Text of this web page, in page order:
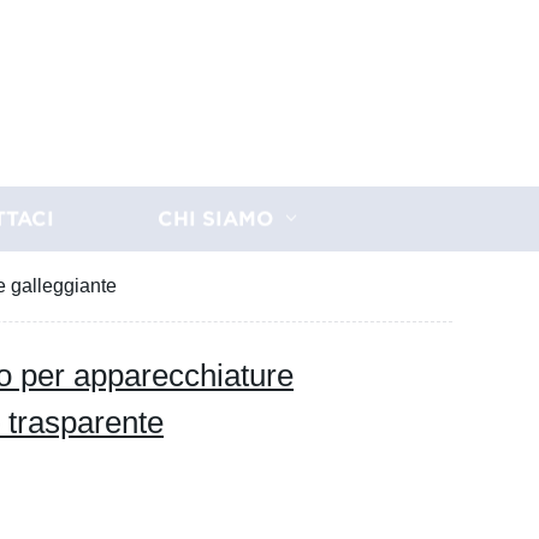
CHI SIAMO
galleggiante
per apparecchiature